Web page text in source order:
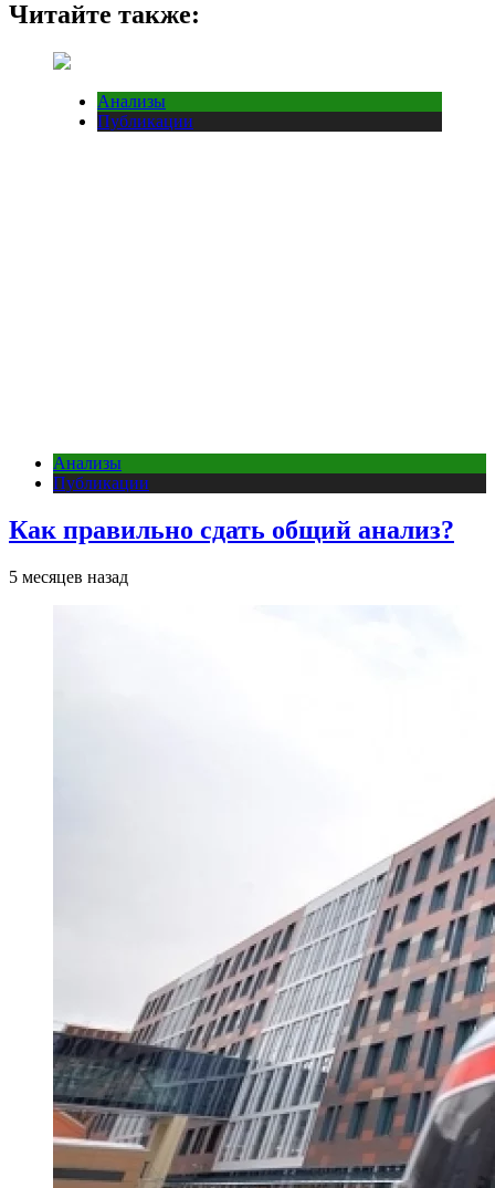
Читайте также:
Анализы
Публикации
Анализы
Публикации
Как правильно сдать общий анализ?
5 месяцев назад